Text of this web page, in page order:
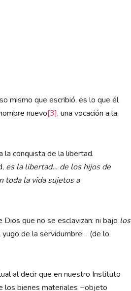
mismo que escribió, es lo que él
nuevo[3], una vocación a la
la conquista de la libertad.
es la libertad… de los hijos de
toda la vida sujetos a
que no se esclavizan: ni bajo los
de la servidumbre… (de lo
al decir que en nuestro Instituto
los bienes materiales −objeto